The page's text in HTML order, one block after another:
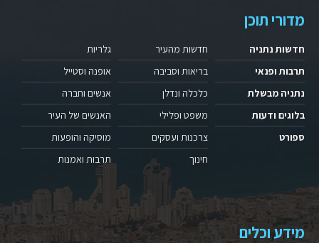
מדורי תוכן
חדשות נתניה
תרבות ופנאי
נתניה מבשלת
בלוגים ודעות
ספורט
חדשות מהעיר
בריאות וסביבה
כלכלה ונדלן
משפט ופלילי
צרכנות ועסקים
חינוך
גלריות
אופנה וסטייל
אנשים וחברה
האנשים של העיר
מוסיקה והופעות
תרבות ואמנות
מידע וכלים